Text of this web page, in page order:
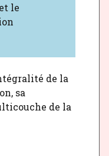
le
de la
sa
de la